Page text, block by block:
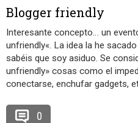
Blogger friendly
Interesante concepto… un
unfriendly«. La idea la he
sabéis que soy asiduo. Se
unfriendly» cosas como el
conectarse, enchufar gadgets,
0